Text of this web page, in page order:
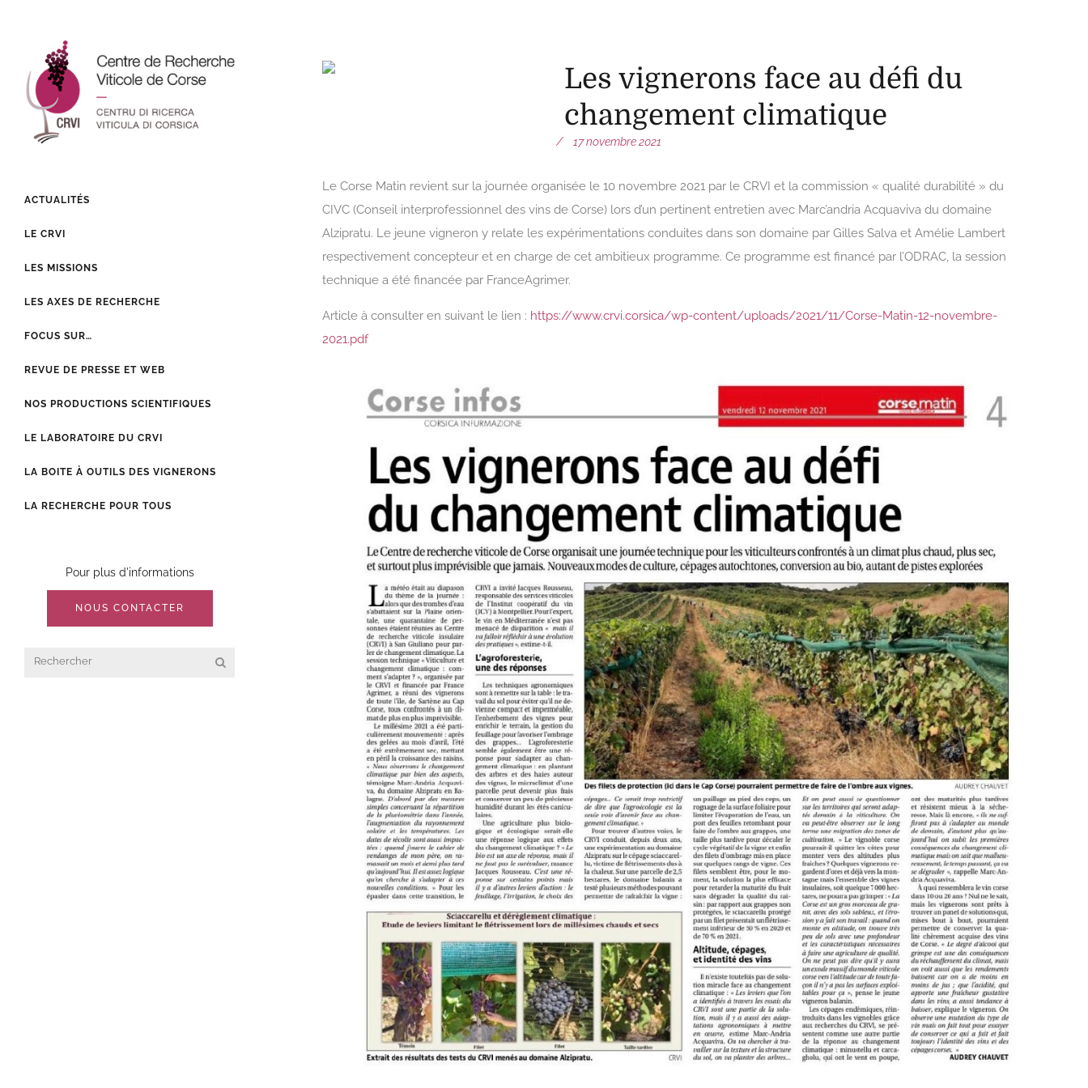
ACTUALITÉS
LE CRVI
LES MISSIONS
LES AXES DE RECHERCHE
FOCUS SUR…
REVUE DE PRESSE ET WEB
NOS PRODUCTIONS SCIENTIFIQUES
LE LABORATOIRE DU CRVI
LA BOITE À OUTILS DES VIGNERONS
LA RECHERCHE POUR TOUS
Pour plus d'informations
NOUS CONTACTER
Les vignerons face au défi du
changement climatique
17 novembre 2021
Le Corse Matin revient sur la journée organisée le 10 novembre 2021 par le CRVI et la commission « qualité durabilité » du
CIVC (Conseil interprofessionnel des vins de Corse) lors d’un pertinent entretien avec Marc’andria Acquaviva du domaine
Alzipratu. Le jeune vigneron y relate les expérimentations conduites dans son domaine par Gilles Salva et Amélie Lambert
respectivement concepteur et en charge de cet ambitieux programme. Ce programme est financé par l’ODRAC, la session
technique a été financée par FranceAgrimer.
Article à consulter en suivant le lien : https://www.crvi.corsica/wp-content/uploads/2021/11/Corse-Matin-12-novembre-
2021.pdf